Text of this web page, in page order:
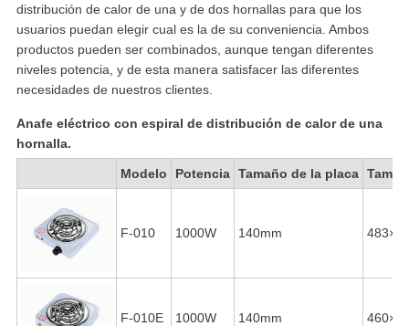
distribución de calor de una y de dos hornallas para que los
usuarios puedan elegir cual es la de su conveniencia. Ambos
productos pueden ser combinados, aunque tengan diferentes
niveles potencia, y de esta manera satisfacer las diferentes
necesidades de nuestros clientes.
Anafe eléctrico con espiral de distribución de calor de una
hornalla.
Modelo Potencia Tamaño de la placa
F-010 1000W 140mm
F-010E 1000W 140mm